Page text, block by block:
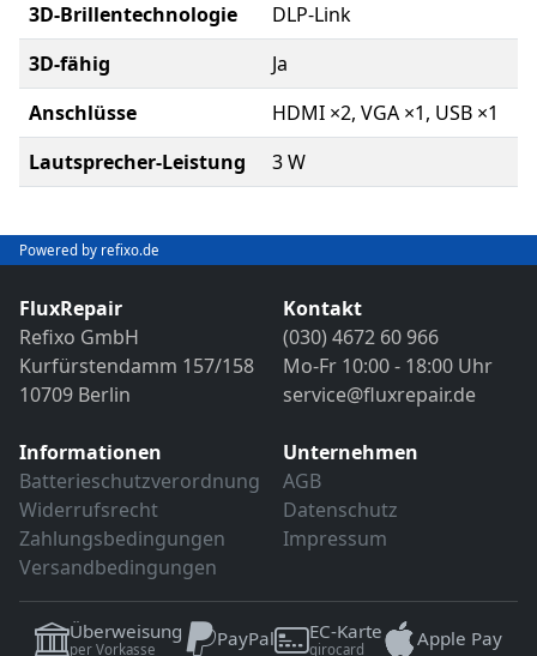
3D-Brillentechnologie
DLP-Link
3D-fähig
Ja
Anschlüsse
HDMI ×2, VGA ×1, USB ×1
Lautsprecher-Leistung
3 W
Powered by refixo.de
FluxRepair
Refixo GmbH
Kurfürstendamm 157/158
10709 Berlin
Kontakt
(030) 4672 60 966
Mo-Fr 10:00 - 18:00 Uhr
service@fluxrepair.de
Informationen
Batterieschutzverordnung
Widerrufsrecht
Zahlungsbedingungen
Versandbedingungen
Unternehmen
AGB
Datenschutz
Impressum
Überweisung
per Vorkasse PayPal EC-Karte
girocard Apple Pay